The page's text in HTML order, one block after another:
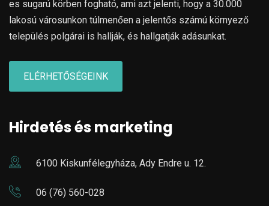
es sugarú körben fogható, ami azt jelenti, hogy a 30.000
lakosú városunkon túlmenően a jelentős számú környező
település polgárai is hallják, és hallgatják adásunkat.
ELÉRHETŐSÉGEINK
Hirdetés és marketing
6100 Kiskunfélegyháza, Ady Endre u. 12.
06 (76) 560-028